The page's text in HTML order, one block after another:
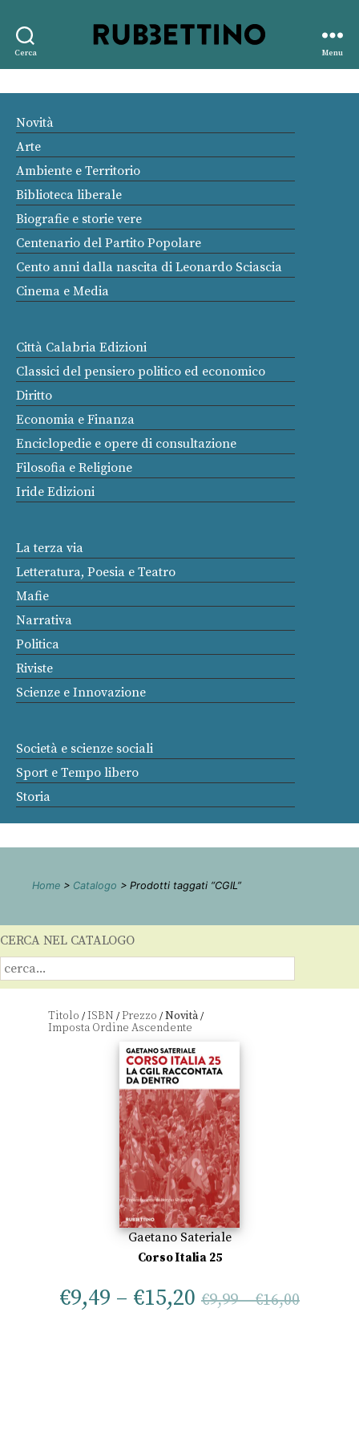
Cerca
editore
Menu
Novità
Arte
Ambiente e Territorio
Biblioteca liberale
Biografie e storie vere
Centenario del Partito Popolare
Cento anni dalla nascita di Leonardo Sciascia
Cinema e Media
Città Calabria Edizioni
Classici del pensiero politico ed economico
Diritto
Economia e Finanza
Enciclopedie e opere di consultazione
Filosofia e Religione
Iride Edizioni
La terza via
Letteratura, Poesia e Teatro
Mafie
Narrativa
Politica
Riviste
Scienze e Innovazione
Società e scienze sociali
Sport e Tempo libero
Storia
Home > Catalogo > Prodotti taggati “CGIL”
CERCA NEL CATALOGO
Titolo /ISBN /Prezzo /Novità/
Gaetano Sateriale
Corso Italia 25
€9,49 – €15,20 €9,99–€16,00